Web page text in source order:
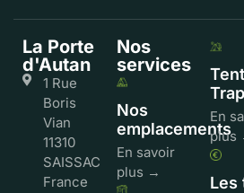
La Porte
d'Autan
1 Rue
Boris
Vian
11310
SAISSAC
France
Nos
services
Nos
emplacements
En savoir
plus →
En
plus
Les